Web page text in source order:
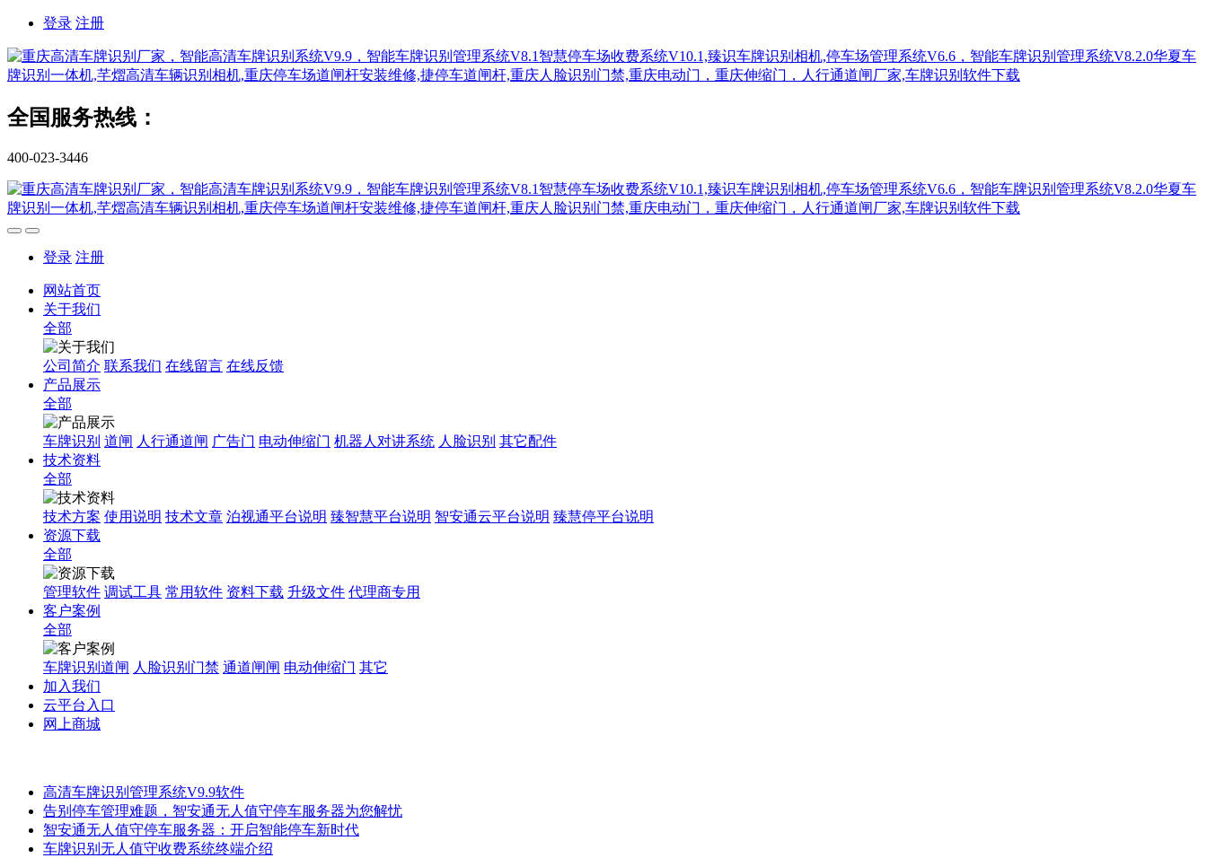
登录 注册
全国服务热线：
400-023-3446
登录 注册
网站首页
关于我们
全部
公司简介 联系我们 在线留言 在线反馈
产品展示
全部
车牌识别 道闸 人行通道闸 广告门 电动伸缩门 机器人对讲系统 人脸识别 其它配件
技术资料
全部
技术方案 使用说明 技术文章 泊视通平台说明 臻智慧平台说明 智安通云平台说明 臻慧停平台说明
资源下载
全部
管理软件 调试工具 常用软件 资料下载 升级文件 代理商专用
客户案例
全部
车牌识别道闸 人脸识别门禁 通道闸闸 电动伸缩门 其它
加入我们
云平台入口
网上商城
高清车牌识别管理系统V9.9软件
告别停车管理难题，智安通无人值守停车服务器为您解忧
智安通无人值守停车服务器：开启智能停车新时代
车牌识别无人值守收费系统终端介绍